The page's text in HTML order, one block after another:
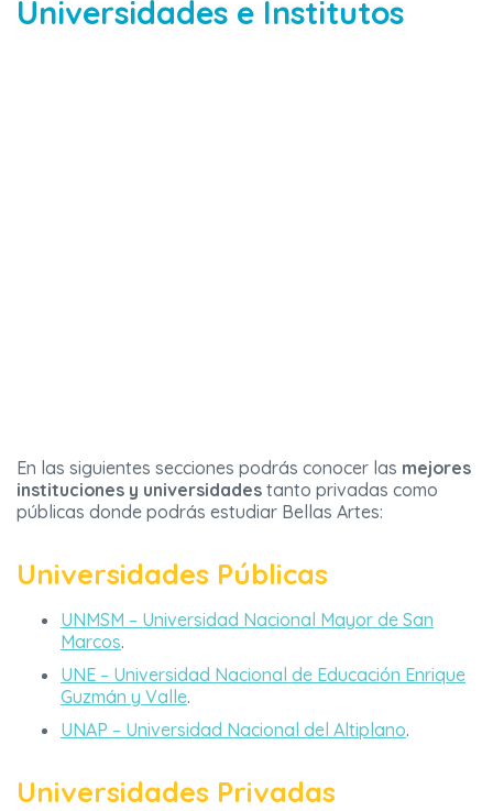
Universidades e Institutos
En las siguientes secciones podrás conocer las mejores
instituciones y universidades tanto privadas como
públicas donde podrás estudiar Bellas Artes:
Universidades Públicas
UNMSM – Universidad Nacional Mayor de San
Marcos.
UNE – Universidad Nacional de Educación Enrique
Guzmán y Valle.
UNAP – Universidad Nacional del Altiplano.
Universidades Privadas